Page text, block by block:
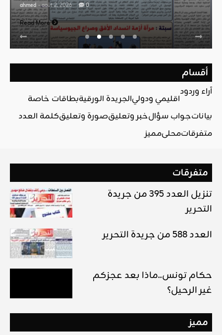
ahmed - août 2, 2026 0
Read More
أقسام
آراء وردود
اقليمي ودوليالجريدة الورقيةبطاقات خاصة
بياناتجواب سؤالخبر وتعليقصورة وتعليقكلمة العدد
متفرقاتمحليمميز
متفرقات
تنزيل العدد 395 من جريدة
التحرير
العدد 588 من جريدة التحرير
حكام تونس..ماذا بعد عجزكم
غير الرحيل؟
مميز